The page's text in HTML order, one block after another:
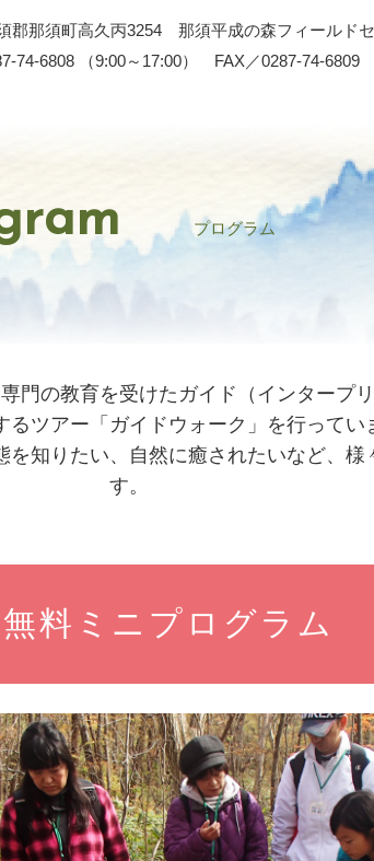
郡那須町高久丙3254 那須平成の森フィールド
74-6808 （9:00～17:00） FAX／0287-74-6809
プログラム
門の教育を受けたガイド（インタープ
るツアー「ガイドウォーク」を行ってい
知りたい、自然に癒されたいなど、
す。
料ミニプログラム